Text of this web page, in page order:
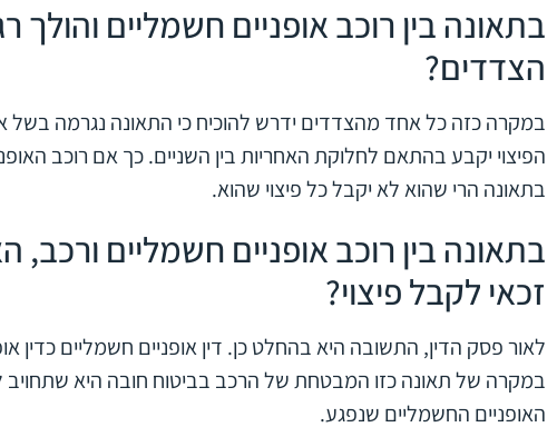
בתאונה בין רוכב אופניים חשמליים והולך
הצדדים?
במקרה כזה כל אחד מהצדדים ידרש להוכיח כי התאונה נגרמה בשל
הפיצוי יקבע בהתאם לחלוקת האחריות בין השניים. כך אם רוכב
בתאונה הרי שהוא לא יקבל כל פיצוי שהוא.
בתאונה בין רוכב אופניים חשמליים ורכב,
זכאי לקבל פיצוי?
לאור פסק הדין, התשובה היאבהחלט כן. דין אופניים חשמליים כדין
במקרה של תאונה כזו המבטחת של הרכב בביטוח חובה היא שתחויב
האופניים החשמליים שנפגע.